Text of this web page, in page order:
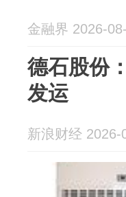
金融界 2026-
德石股份
发运
新浪财经 2026-